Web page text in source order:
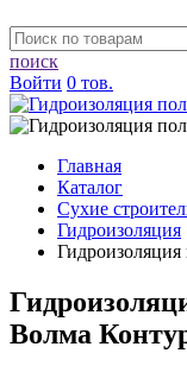
поиск
Войти 0 тов.
Главная
Каталог
Сухие
Гидроизоляция
Гидроизоляция
Волма